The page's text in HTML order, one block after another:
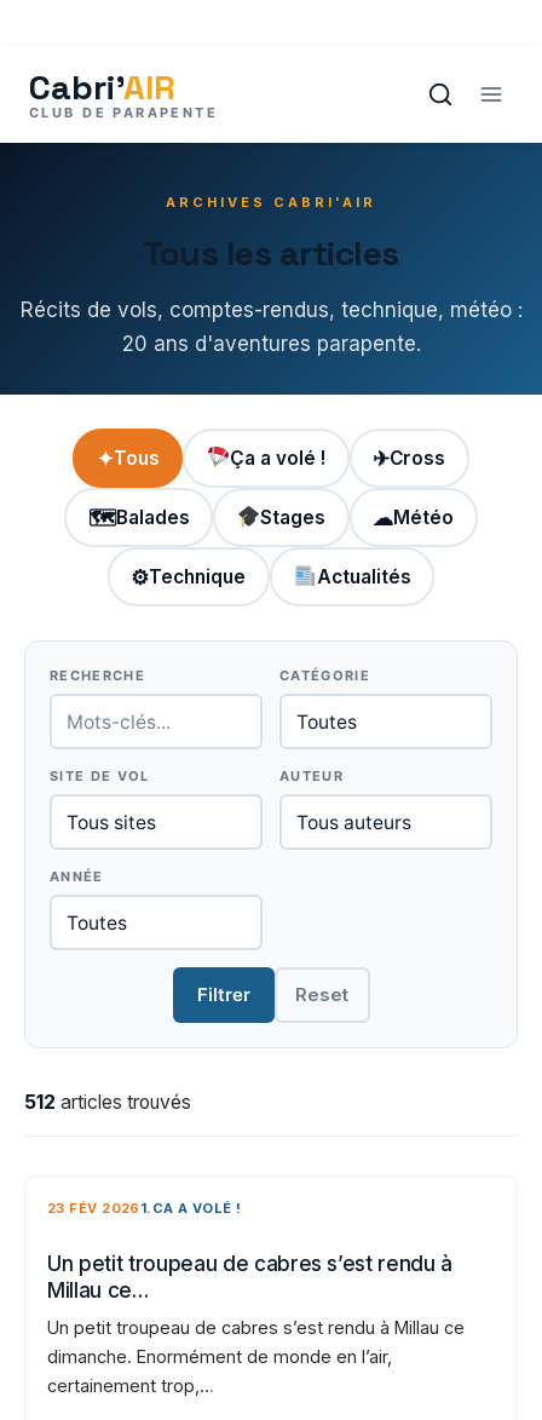
contenu
ARCHIVES CABRI'AIR
Tous les articles
Récits de vols, comptes-rendus, technique, météo :
20 ans d'aventures parapente.
✦Tous Ça a volé ! ✈Cross
🗺Balades Stages ☁Météo
⚙Technique Actualités
RECHERCHE CATÉGORIE
SITE DE VOL AUTEUR
ANNÉE
Filtrer Reset
512 articles trouvés
23 FÉV 2026 1.CA A VOLÉ !
Un petit troupeau de cabres s’est rendu à
Millau ce…
Un petit troupeau de cabres s’est rendu à Millau ce
dimanche. Enormément de monde en l’air,
certainement trop,…